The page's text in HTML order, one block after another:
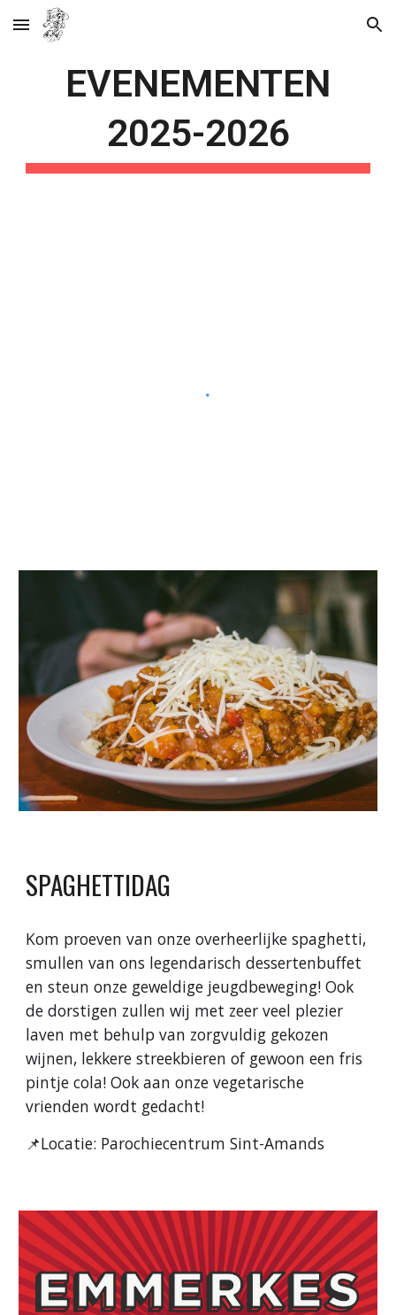
Skip to main content Skip to navigation
EVENEMENTEN
2025-2026
SPAGHETTIDAG
Kom proeven van onze overheerlijke spaghetti,
smullen van ons legendarisch dessertenbuffet
en steun onze geweldige jeugdbeweging! Ook
de dorstigen zullen wij met zeer veel plezier
laven met behulp van zorgvuldig gekozen
wijnen, lekkere streekbieren of gewoon een fris
pintje cola! Ook aan onze vegetarische
vrienden wordt gedacht!
📌Locatie: Parochiecentrum Sint-Amands